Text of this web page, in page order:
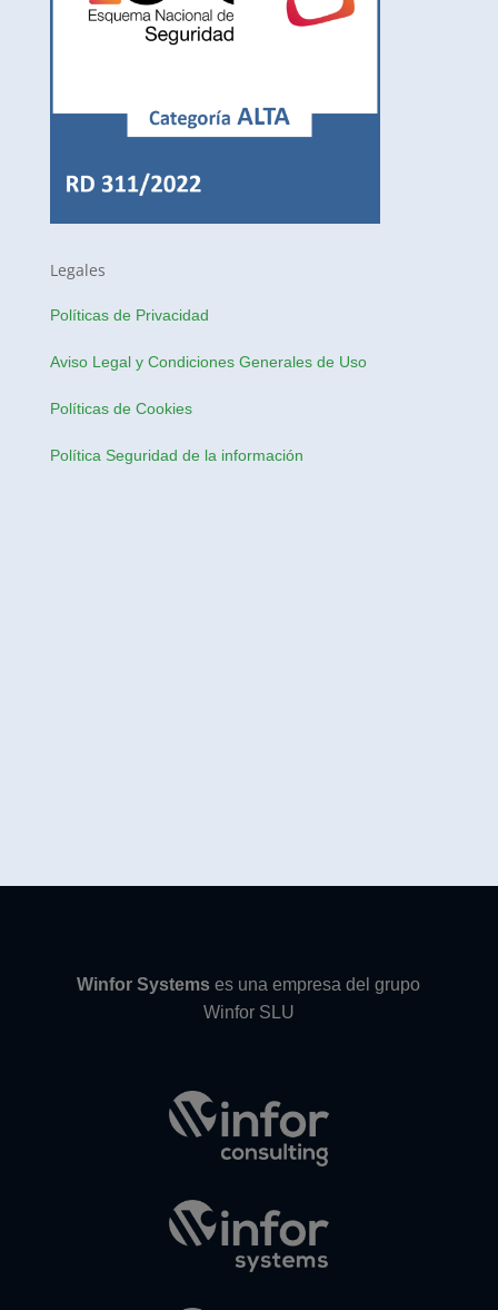
Legales
Políticas de Privacidad
Aviso Legal y Condiciones Generales de Uso
Políticas de Cookies
Política Seguridad de la información
Winfor Systems es una empresa del grupo
Winfor SLU